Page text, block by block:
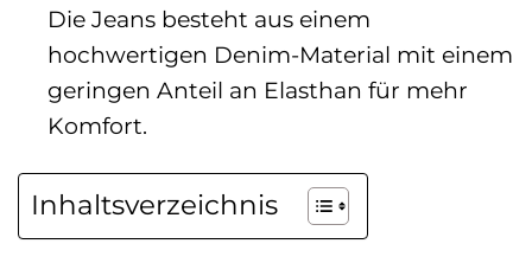
Die Jeans besteht aus einem
hochwertigen Denim-Material mit einem
geringen Anteil an Elasthan für mehr
Komfort.
Inhaltsverzeichnis